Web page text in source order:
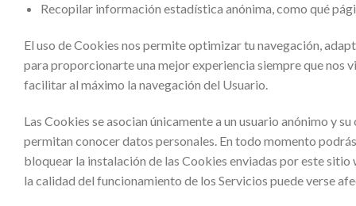
Recopilar información estadística anónima, como qué
El uso de Cookies nos permite optimizar tu navegación,
para proporcionarte una mejor experiencia siempre que nos
facilitar al máximo la navegación del Usuario.
Las Cookies se asocian únicamente a un usuario anónimo y
permitan conocer datos personales. En todo momento
bloquear la instalación de las Cookies enviadas por este
la calidad del funcionamiento de los Servicios puede verse